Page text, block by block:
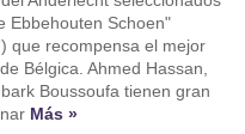
Ebbehouten Schoen"
que recompensa el mejor
Bélgica. Ahmed Hassan,
Boussoufa tienen gran
Más »